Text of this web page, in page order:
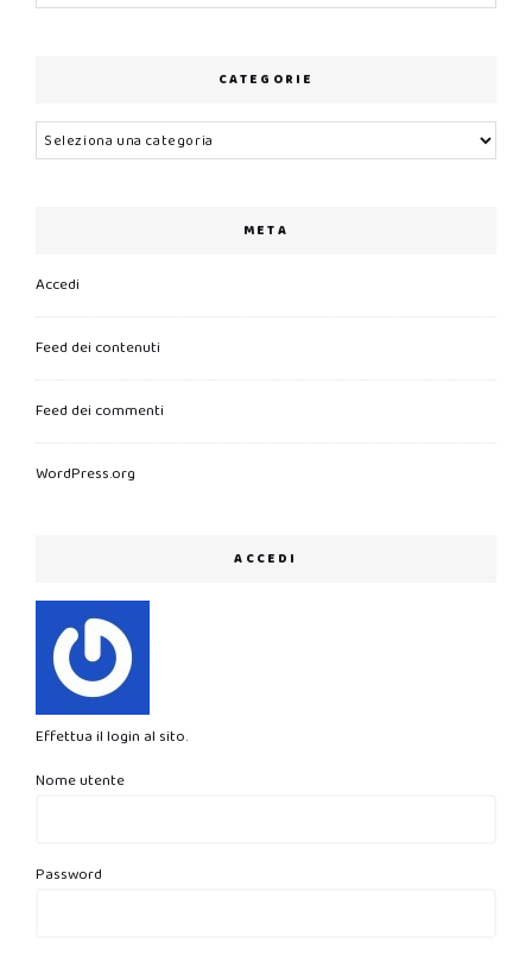
CATEGORIE
Categorie
META
Accedi
Feed dei contenuti
Feed dei commenti
WordPress.org
ACCEDI
Effettua il login al sito.
Nome utente
Password